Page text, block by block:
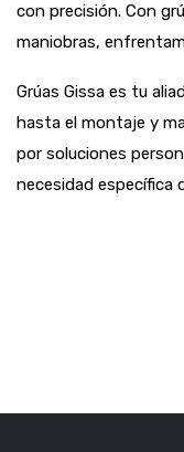
con precisión. Con
maniobras,
Grúas Gissa es tu
hasta el montaje y
por soluciones
necesidad específica